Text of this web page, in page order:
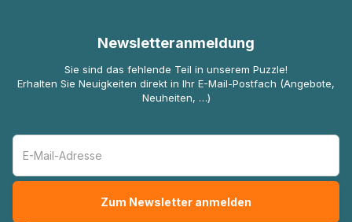
Newsletteranmeldung
Sie sind das fehlende Teil in unserem Puzzle!
Erhalten Sie Neuigkeiten direkt in Ihr E-Mail-Postfach (Angebote,
Neuheiten, …)